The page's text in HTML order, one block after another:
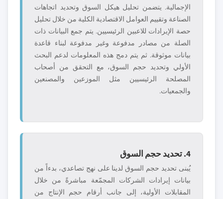
الإجمالية. يتضمن تحليل هيكل السوق وتحديد اتجاهات
الصناعة وتقييم العوامل الاقتصادية الكلية من خلال تحليل
حصة الإيرادات للاعبين الرئيسيين. يتم جمع البيانات ذات
الصلة من مصادر مدفوعة وغير مدفوعة لبناء قاعدة
بيانات موثوقة. ثم يتم دمج هذه المعلومات لدعم البحث
الأولي وتحديد حجم السوق، مع التحقق من أصحاب
المصلحة الرئيسيين مثل الموزعين والمصنعين
والجمعيات.
4. تحديد حجم السوق
يُبنى تحديد حجم السوق لدينا على نهج تصاعدي، بدءاً من
بيانات إيرادات الشركات المجمّعة مباشرةً من خلال
المقابلات الأولية، إلى جانب أرقام حجم الإنتاج من